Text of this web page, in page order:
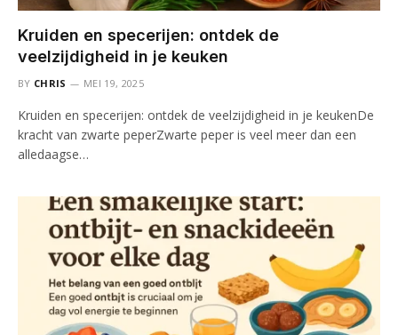
Kruiden en specerijen: ontdek de
veelzijdigheid in je keuken
BY CHRIS MEI 19, 2025
Kruiden en specerijen: ontdek de veelzijdigheid in je keukenDe
kracht van zwarte peperZwarte peper is veel meer dan een
alledaagse…